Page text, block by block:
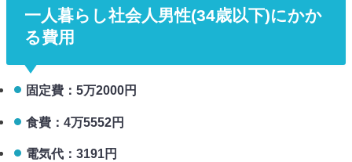
一人暮らし社会人男性(34歳以下)にかか
る費用
固定費：5万2000円
食費：4万5552円
電気代：3191円